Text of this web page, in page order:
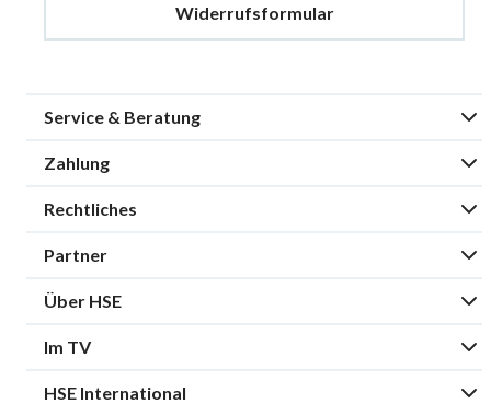
Widerrufsformular
Service & Beratung
Zahlung
Rechtliches
Partner
Über HSE
Im TV
HSE International